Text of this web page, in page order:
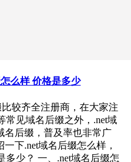
么样 价格是多少
比较齐全注册商，在大家注
常见域名后缀之外，.net域
名后缀，普及率也非常广
下.net域名后缀怎么样，
多少？ 一、.net域名后缀怎